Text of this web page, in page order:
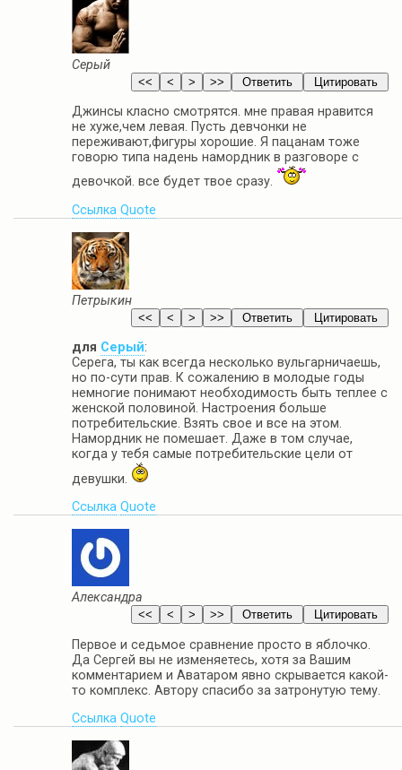
Серый
Джинсы класно смотрятся. мне правая нравится
не хуже,чем левая. Пусть девчонки не
переживают,фигуры хорошие. Я пацанам тоже
говорю типа надень намордник в разговоре с
девочкой. все будет твое сразу.
Ссылка Quote
Петрыкин
для Серый:
Серега, ты как всегда несколько вульгарничаешь,
но по-сути прав. К сожалению в молодые годы
немногие понимают необходимость быть теплее с
женской половиной. Настроения больше
потребительские. Взять свое и все на этом.
Намордник не помешает. Даже в том случае,
когда у тебя самые потребительские цели от
девушки.
Ссылка Quote
Александра
Первое и седьмое сравнение просто в яблочко.
Да Сергей вы не изменяетесь, хотя за Вашим
комментарием и Аватаром явно скрывается какой-
то комплекс. Автору спасибо за затронутую тему.
Ссылка Quote